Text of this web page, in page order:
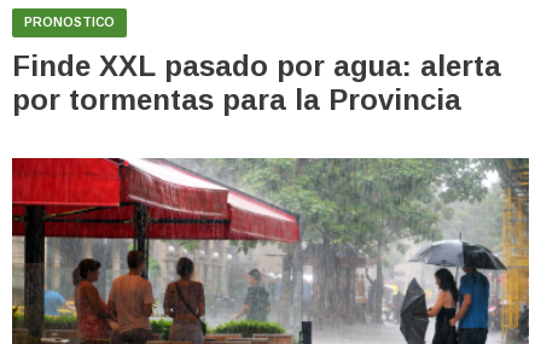
PRONOSTICO
Finde XXL pasado por agua: alerta
por tormentas para la Provincia